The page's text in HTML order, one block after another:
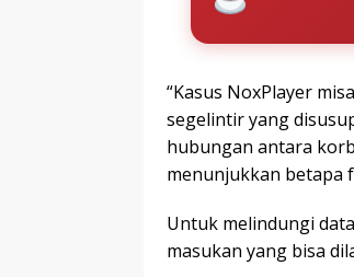
“Kasus NoxPlayer
segelintir yang
hubungan antara
menunjukkan betapa
Untuk melindungi
masukan yang bisa